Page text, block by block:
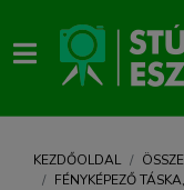
KEZDŐOLDAL
FÉNYKÉPEZŐ